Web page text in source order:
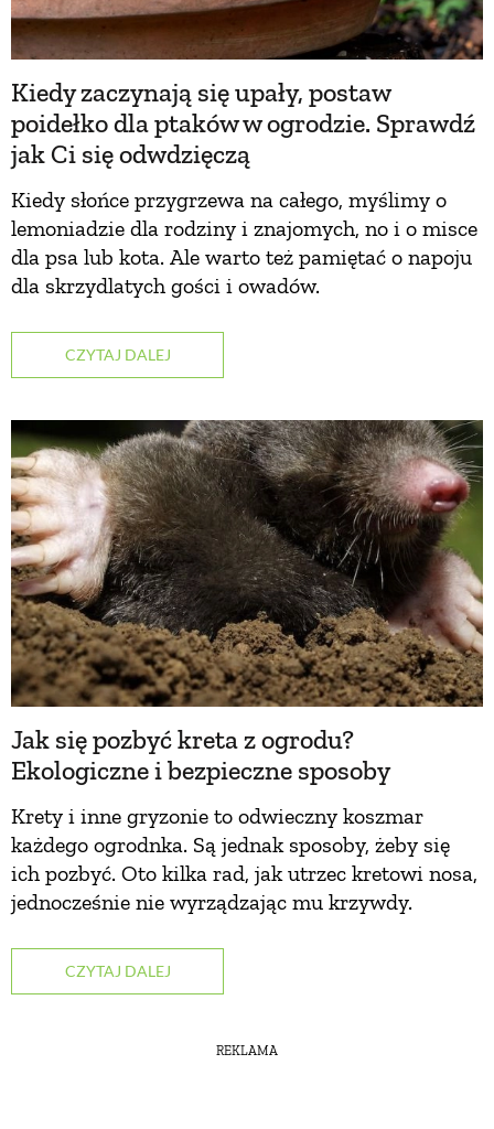
Kiedy zaczynają się upały, postaw
poidełko dla ptaków w ogrodzie. Sprawdź
jak Ci się odwdzięczą
Kiedy słońce przygrzewa na całego, myślimy o
lemoniadzie dla rodziny i znajomych, no i o misce
dla psa lub kota. Ale warto też pamiętać o napoju
dla skrzydlatych gości i owadów.
CZYTAJ DALEJ
Jak się pozbyć kreta z ogrodu?
Ekologiczne i bezpieczne sposoby
Krety i inne gryzonie to odwieczny koszmar
każdego ogrodnka. Są jednak sposoby, żeby się
ich pozbyć. Oto kilka rad, jak utrzec kretowi nosa,
jednocześnie nie wyrządzając mu krzywdy.
CZYTAJ DALEJ
REKLAMA